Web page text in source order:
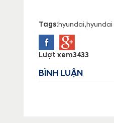
Tags:hyundai,
Lượt xem3433
BÌNH LUẬN